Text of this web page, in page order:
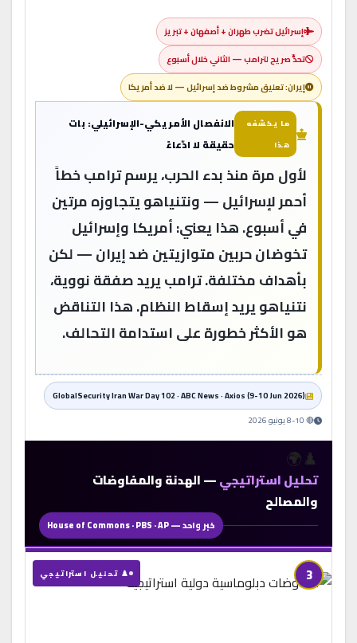
إسرائيل تضرب طهران + أصفهان + تبريز
تحدٍّ صريح لترامب — الثاني خلال أسبوع
إيران: تعليق مشروط ضد إسرائيل — لا ضد أمريكا
ما يكشفه
هذا
الانفصال الأمريكي-الإسرائيلي: بات
حقيقة لا ادّعاءً
لأول مرة منذ بدء الحرب، يرسم ترامب خطاً
أحمر لإسرائيل — ونتنياهو يتجاوزه مرتين
في أسبوع. هذا يعني: أمريكا وإسرائيل
تخوضان حربين متوازيتين ضد إيران — لكن
بأهداف مختلفة. ترامب يريد صفقة نووية،
نتنياهو يريد إسقاط النظام. هذا التناقض
هو الأكثر خطورة على استدامة التحالف.
GlobalSecurity Iran War Day 102 · ABC News · Axios (9-10 Jun 2026)
♟️🌍
تحليل استراتيجي— الهدنة والمفاوضات
والمصالح
خبر واحد — House of Commons · PBS · AP
3 ♟️ تحليل استراتيجي